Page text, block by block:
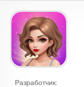
Разработчик: